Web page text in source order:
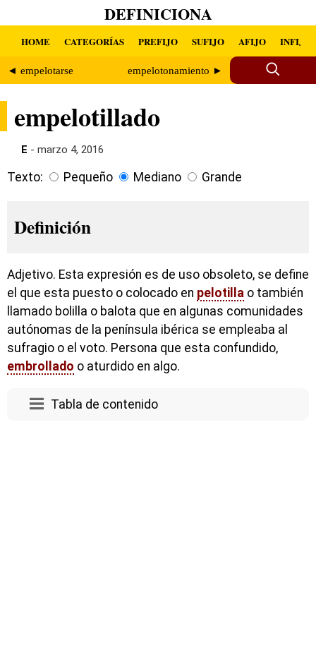
DEFINICIONA
HOME CATEGORÍAS PREFIJO SUFIJO AFIJO INFIJO
◄ empelotarse empelotonamiento ►
empelotillado
E - marzo 4, 2016
Texto: Pequeño Mediano Grande
Definición
Adjetivo. Esta expresión es de uso obsoleto, se define
el que esta puesto o colocado en pelotilla o también
llamado bolilla o balota que en algunas comunidades
autónomas de la península ibérica se empleaba al
sufragio o el voto. Persona que esta confundido,
embrollado o aturdido en algo.
Tabla de contenido